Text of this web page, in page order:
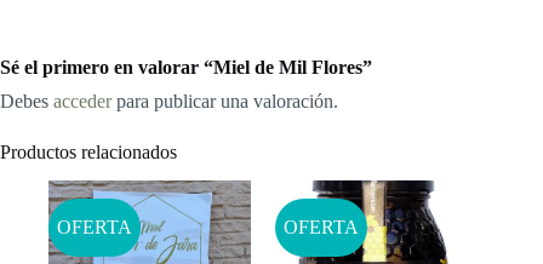
Sé el primero en valorar “Miel de Mil Flores”
Debes accederpara publicar una valoración.
Productos relacionados
OFERTA OFERTA